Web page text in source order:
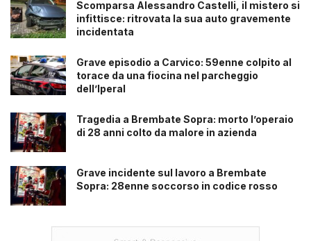
Scomparsa Alessandro Castelli, il mistero si
infittisce: ritrovata la sua auto gravemente
incidentata
Grave episodio a Carvico: 59enne colpito al
torace da una fiocina nel parcheggio
dell’Iperal
Tragedia a Brembate Sopra: morto l’operaio
di 28 anni colto da malore in azienda
Grave incidente sul lavoro a Brembate
Sopra: 28enne soccorso in codice rosso